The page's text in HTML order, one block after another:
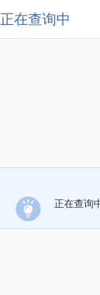
正在查询中
正在查询